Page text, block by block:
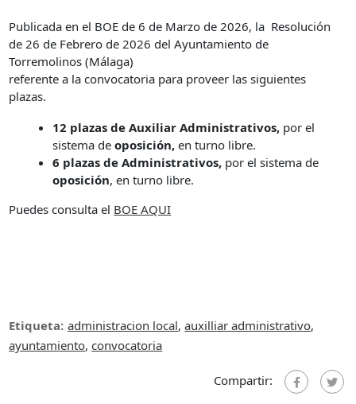
Publicada en el BOE de 6 de Marzo de 2026, la Resolución
de 26 de Febrero de 2026 del Ayuntamiento de
Torremolinos (Málaga)
referente a la convocatoria para proveer las siguientes
plazas.
12 plazas de Auxiliar Administrativos, por el
sistema deoposición, en turno libre.
6 plazas de Administrativos, por el sistema de
oposición, en turno libre.
Puedes consulta el BOE AQUI
Etiqueta: administracion local,auxilliar administrativo,
ayuntamiento,convocatoria
Compartir: